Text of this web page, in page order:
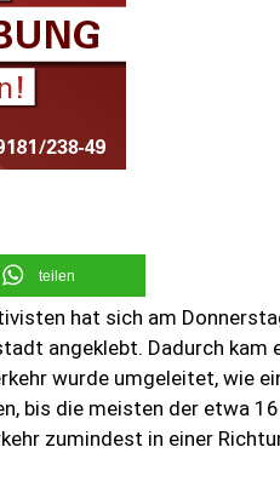
teilen
hat sich am
angeklebt. Dadurch kam
wurde umgeleitet, wie
bis die meisten der etwa
zumindest in einer